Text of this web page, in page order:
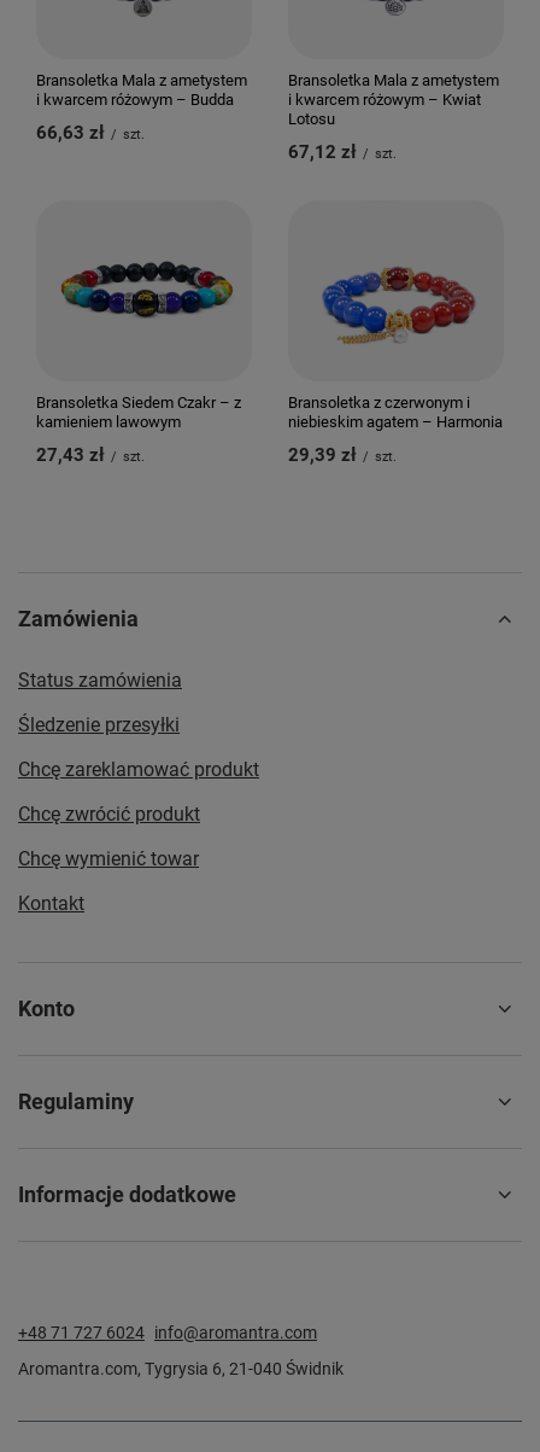
Bransoletka Mala z ametystem
i kwarcem różowym – Budda
66,63 zł / szt.
Bransoletka Mala z ametystem
i kwarcem różowym – Kwiat
Lotosu
67,12 zł / szt.
Bransoletka Siedem Czakr – z
kamieniem lawowym
27,43 zł / szt.
Bransoletka z czerwonym i
niebieskim agatem – Harmonia
29,39 zł / szt.
Zamówienia
Status zamówienia
Śledzenie przesyłki
Chcę zareklamować produkt
Chcę zwrócić produkt
Chcę wymienić towar
Kontakt
Konto
Regulaminy
Informacje dodatkowe
+48 71 727 6024 info@aromantra.com
Aromantra.com, Tygrysia 6, 21-040 Świdnik